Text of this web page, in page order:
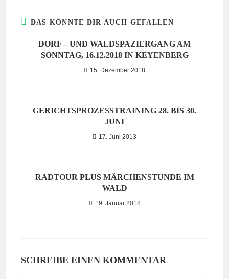
DAS KÖNNTE DIR AUCH GEFALLEN
DORF – UND WALDSPAZIERGANG AM
SONNTAG, 16.12.2018 IN KEYENBERG
15. Dezember 2018
GERICHTSPROZESSTRAINING 28. BIS 30.
JUNI
17. Juni 2013
RADTOUR PLUS MÄRCHENSTUNDE IM
WALD
19. Januar 2018
SCHREIBE EINEN KOMMENTAR